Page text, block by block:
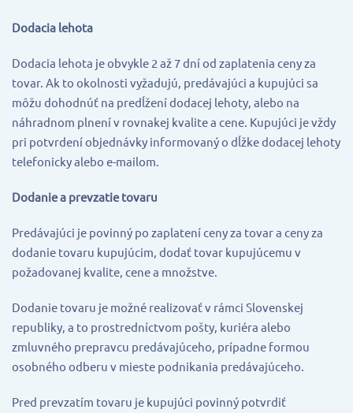
Dodacia lehota
Dodacia lehota je obvykle 2 až 7 dní od zaplatenia ceny za
tovar. Ak to okolnosti vyžadujú, predávajúci a kupujúci sa
môžu dohodnúť na predĺžení dodacej lehoty, alebo na
náhradnom plnení v rovnakej kvalite a cene. Kupujúci je vždy
pri potvrdení objednávky informovaný o dĺžke dodacej lehoty
telefonicky alebo e-mailom.
Dodanie a prevzatie tovaru
Predávajúci je povinný po zaplatení ceny za tovar a ceny za
dodanie tovaru kupujúcim, dodať tovar kupujúcemu v
požadovanej kvalite, cene a množstve.
Dodanie tovaru je možné realizovať v rámci Slovenskej
republiky, a to prostredníctvom pošty, kuriéra alebo
zmluvného prepravcu predávajúceho, prípadne formou
osobného odberu v mieste podnikania predávajúceho.
Pred prevzatím tovaru je kupujúci povinný potvrdiť